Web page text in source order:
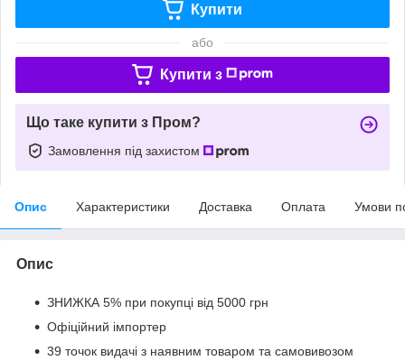
Купити
або
Купити з
Що таке купити з Пром?
Замовлення під захистом
Опис Характеристики Доставка Оплата Умови
Опис
ЗНИЖКА 5% при покупці від 5000 грн
Офіційний імпортер
39 точок видачі з наявним товаром та самовивозом